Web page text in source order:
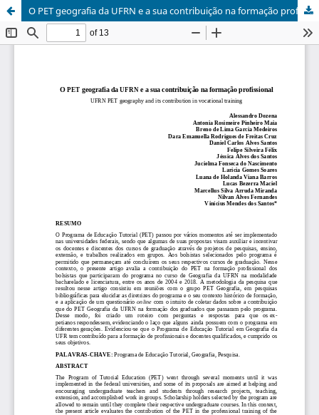
O PET geografia da UFRN e a sua contribuição na formação profissional